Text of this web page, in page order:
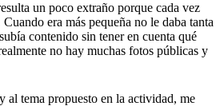
un poco extraño porque cada vez
era más pequeña no le daba tanta
contenido sin tener en cuenta qué
no hay muchas fotos públicas y
al tema propuesto en la actividad, me